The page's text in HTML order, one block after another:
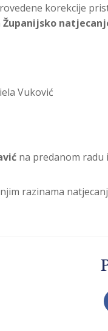
korekcije
Županijsko
Vuković
na predanom radu
razinama